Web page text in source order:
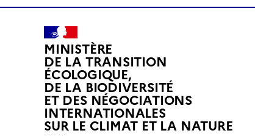
MINISTÈRE
DE LA TRANSITION
ÉCOLOGIQUE,
DE LA BIODIVERSITÉ
ET DES NÉGOCIATIONS
INTERNATIONALES
SUR LE CLIMAT ET LA NATUREL